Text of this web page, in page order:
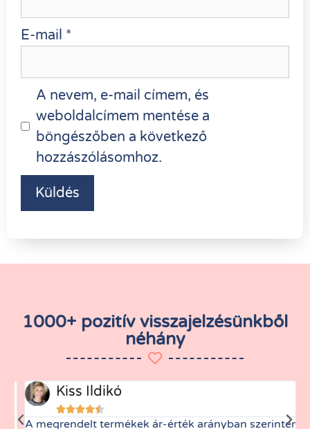
E-mail *
A nevem, e-mail címem, és
weboldalcímem mentése a
böngészőben a következő
hozzászólásomhoz.
1000+ pozitív visszajelzésünkből
néhány
Kiss Ildikó

A megrendelt termékek ár-érték arányban szerintem